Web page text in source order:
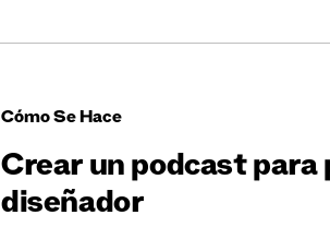
Cómo Se Hace
Crear un podcast
diseñador